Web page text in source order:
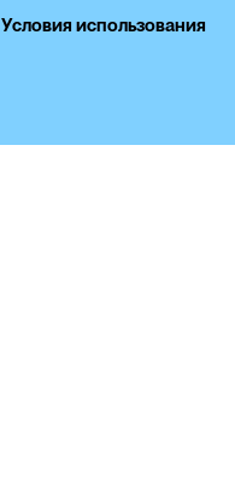
Условия использования